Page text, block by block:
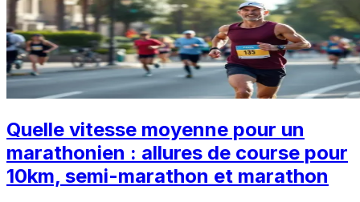
Quelle vitesse moyenne pour un
marathonien : allures de course pour
10km, semi-marathon et marathon